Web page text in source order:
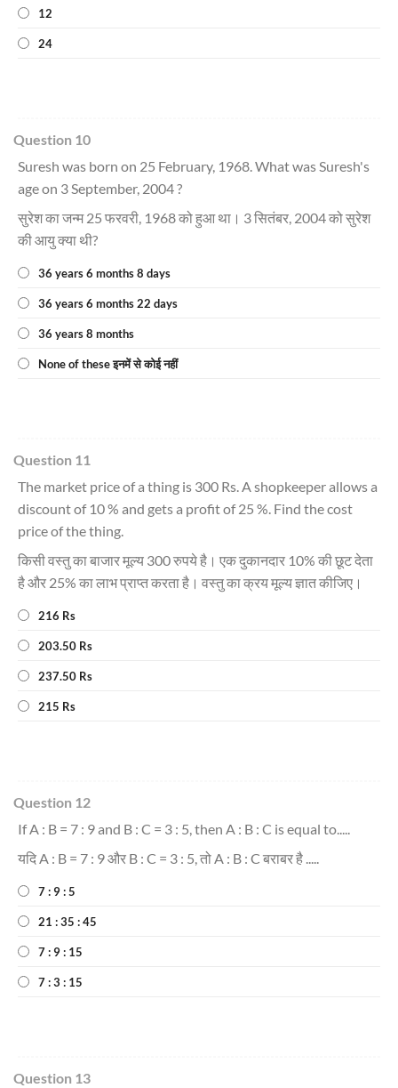
12
24
Question 10
Suresh was born on 25 February, 1968. What was Suresh's
age on 3 September, 2004 ?
सुरेश का जन्म 25 फरवरी, 1968 को हुआ था। 3 सितंबर, 2004 को सुरेश
की आयु क्या थी?
36 years 6 months 8 days
36 years 6 months 22 days
36 years 8 months
None of these इनमें से कोई नहीं
Question 11
The market price of a thing is 300 Rs. A shopkeeper allows a
discount of 10 % and gets a profit of 25 %. Find the cost
price of the thing.
किसी वस्तु का बाजार मूल्य 300 रुपये है। एक दुकानदार 10% की छूट देता
है और 25% का लाभ प्राप्त करता है। वस्तु का क्रय मूल्य ज्ञात कीजिए।
216 Rs
203.50 Rs
237.50 Rs
215 Rs
Question 12
If A : B = 7 : 9 and B : C = 3 : 5, then A : B : C is equal to.....
यदि A : B = 7 : 9 और B : C = 3 : 5, तो A : B : C बराबर है .....
7 : 9 : 5
21 : 35 : 45
7 : 9 : 15
7 : 3 : 15
Question 13